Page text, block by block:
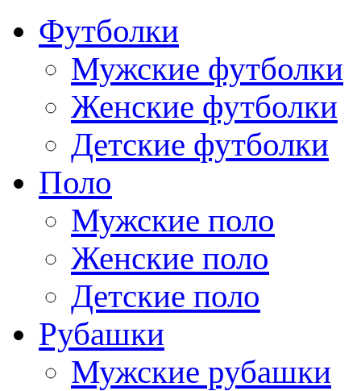
Футболки
Мужские футболки
Женские футболки
Детские футболки
Поло
Мужские поло
Женские поло
Детские поло
Рубашки
Мужские рубашки